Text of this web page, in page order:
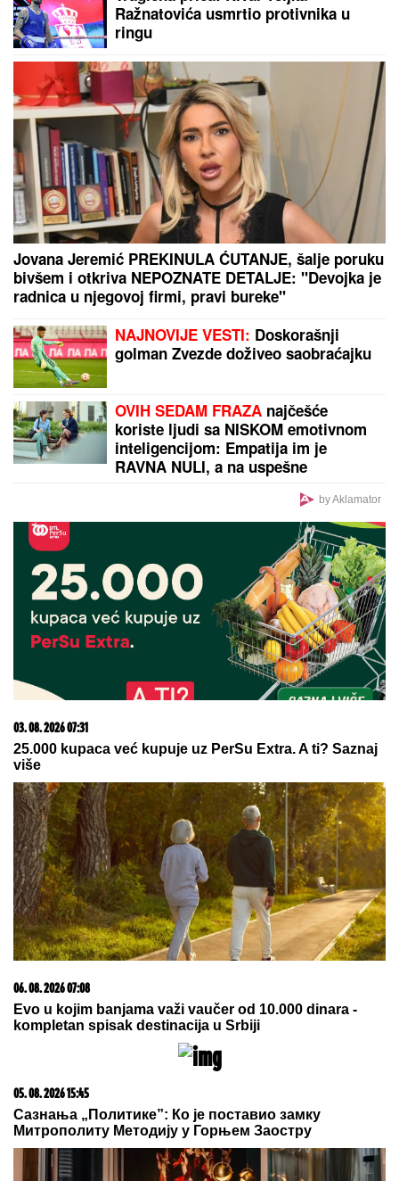
Ražnatovića usmrtio protivnika u
ringu
Jovana Jeremić PREKINULA ĆUTANJE, šalje poruku
bivšem i otkriva NEPOZNATE DETALJE: "Devojka je
radnica u njegovoj firmi, pravi bureke"
NAJNOVIJE VESTI: Doskorašnji
golman Zvezde doživeo saobraćajku
OVIH SEDAM FRAZA najčešće
koriste ljudi sa NISKOM emotivnom
inteligencijom: Empatija im je
RAVNA NULI, a na uspešne
by Aklamator
03. 08. 2026 07:31
25.000 kupaca već kupuje uz PerSu Extra. A ti? Saznaj
više
06. 08. 2026 07:08
Evo u kojim banjama važi vaučer od 10.000 dinara -
kompletan spisak destinacija u Srbiji
05. 08. 2026 15:45
Сазнања „Политике”: Ко је поставио замку
Митрополиту Методију у Горњем Заостру